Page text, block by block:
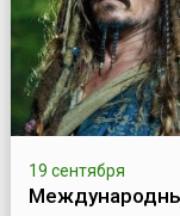
19 сентября